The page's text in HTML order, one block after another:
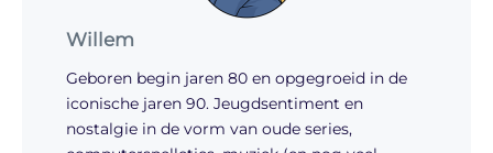
Willem
Geboren begin jaren 80 en opgegroeid in de
iconische jaren 90. Jeugdsentiment en
nostalgie in de vorm van oude series,